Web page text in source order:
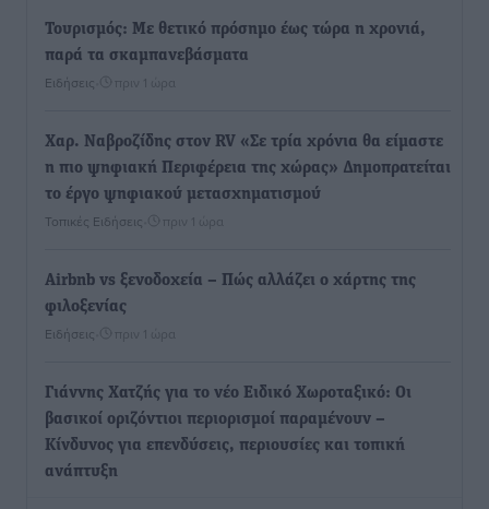
Τουρισμός: Με θετικό πρόσημο έως τώρα η χρονιά,
παρά τα σκαμπανεβάσματα
Ειδήσεις πριν 1 ώρα
Χαρ. Ναβροζίδης στον RV «Σε τρία χρόνια θα είμαστε
η πιο ψηφιακή Περιφέρεια της χώρας» Δημοπρατείται
το έργο ψηφιακού μετασχηματισμού
Τοπικές Ειδήσεις πριν 1 ώρα
Airbnb vs ξενοδοχεία – Πώς αλλάζει ο χάρτης της
φιλοξενίας
Ειδήσεις πριν 1 ώρα
Γιάννης Χατζής για το νέο Ειδικό Χωροταξικό: Οι
βασικοί οριζόντιοι περιορισμοί παραμένουν –
Κίνδυνος για επενδύσεις, περιουσίες και τοπική
ανάπτυξη